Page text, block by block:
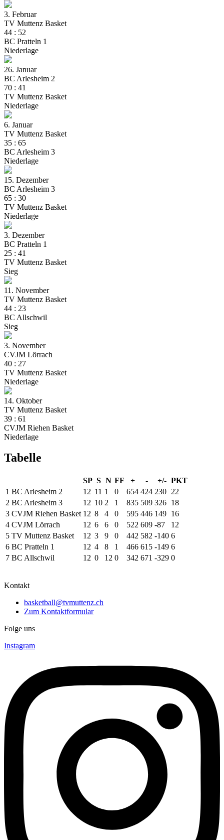
3. Februar
TV Muttenz Basket
44 : 52
BC Pratteln 1
Niederlage
26. Januar
BC Arlesheim 2
70 : 41
TV Muttenz Basket
Niederlage
6. Januar
TV Muttenz Basket
35 : 65
BC Arlesheim 3
Niederlage
15. Dezember
BC Arlesheim 3
65 : 30
TV Muttenz Basket
Niederlage
3. Dezember
BC Pratteln 1
25 : 41
TV Muttenz Basket
Sieg
11. November
TV Muttenz Basket
44 : 23
BC Allschwil
Sieg
3. November
CVJM Lörrach
40 : 27
TV Muttenz Basket
Niederlage
14. Oktober
TV Muttenz Basket
39 : 61
CVJM Riehen Basket
Niederlage
Tabelle
SP S N FF + - +/- PKT
1 BC Arlesheim 2 12 11 1 0 654 424 230 22
2 BC Arlesheim 3 12 10 2 1 835 509 326 18
3 CVJM Riehen Basket 12 8 4 0 595 446 149 16
4 CVJM Lörrach 12 6 6 0 522 609 -87
12
5 TV Muttenz Basket 12 3 9 0 442 582 -140 6
6 BC Pratteln 1 12 4 8 1 466 615 -149 6
7 BC Allschwil 12 0 12 0 342 671 -329 0
Kontakt
basketball@tvmuttenz.ch
Zum Kontaktformular
Folge uns
Instagram